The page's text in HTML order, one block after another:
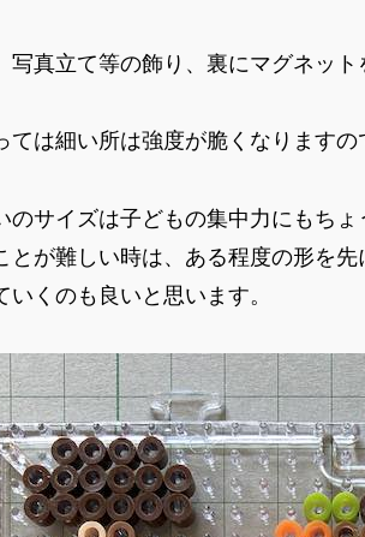
写真立て等の飾り、裏にマグネッ
ては細い所は強度が脆くなりますの
のサイズは子どもの集中力にもちょ
とが難しい時は、ある程度の形を
いくのも良いと思います。